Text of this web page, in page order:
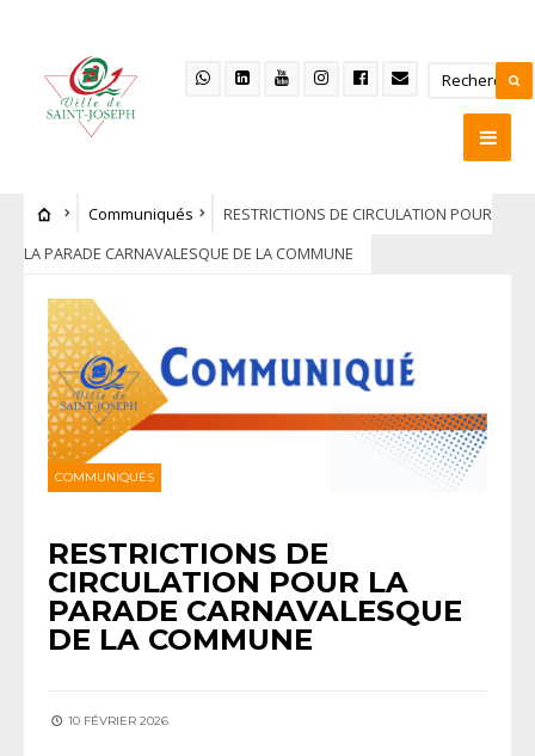
Communiqués
RESTRICTIONS DE CIRCULATION POUR
LA PARADE CARNAVALESQUE DE LA COMMUNE
COMMUNIQUÉS
RESTRICTIONS DE
CIRCULATION POUR LA
PARADE CARNAVALESQUE
DE LA COMMUNE
10 FÉVRIER 2026